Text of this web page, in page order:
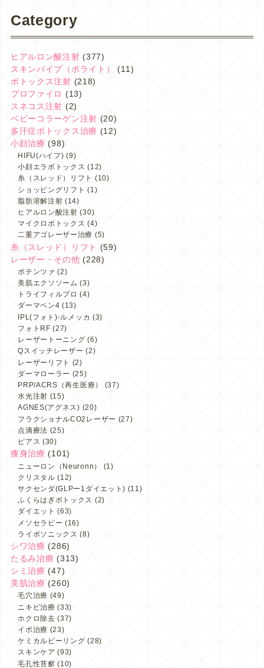
Category
ヒアルロン酸注射 (377)
スキンバイブ（ボライト）
(11)
ボトックス注射 (218)
プロファイロ (13)
スネコス注射 (2)
ベビーコラーゲン注射 (20)
多汗症ボトックス治療 (12)
小顔治療 (98)
HIFU(ハイフ) (9)
小顔エラボトックス (12)
糸（スレッド）リフト (10)
ショッピングリフト (1)
脂肪溶解注射 (14)
ヒアルロン酸注射 (30)
マイクロボトックス (4)
二重アゴレーザー治療 (5)
糸（スレッド）リフト
(59)
レーザー・その他 (228)
ポテンツァ (2)
美肌エクソソーム (3)
トライフィルプロ (4)
ダーマペン4 (13)
IPL(フォト)-ルメッカ (3)
フォトRF (27)
レーザートーニング (6)
Qスイッチレーザー (2)
レーザーリフト (2)
ダーマローラー (25)
PRP/ACRS（再生医療）
(37)
水光注射 (15)
AGNES(アグネス) (20)
フラクショナルCO2レーザー (27)
点滴療法 (25)
ピアス (30)
痩身治療 (101)
ニューロン（Neuronn）
(1)
クリスタル (12)
サクセンダ(GLPー1ダイエット) (11)
ふくらはぎボトックス (2)
ダイエット (63)
メソセラピー (16)
ライポソニックス (8)
シワ治療 (286)
たるみ治療 (313)
シミ治療 (47)
美肌治療 (260)
毛穴治療 (49)
ニキビ治療 (33)
ホクロ除去 (37)
イボ治療 (23)
ケミカルピーリング (28)
スキンケア (93)
毛孔性苔癬 (10)